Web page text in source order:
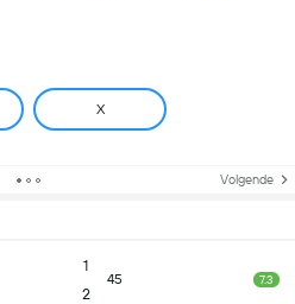
X
Volgende
1
2
45 7.3